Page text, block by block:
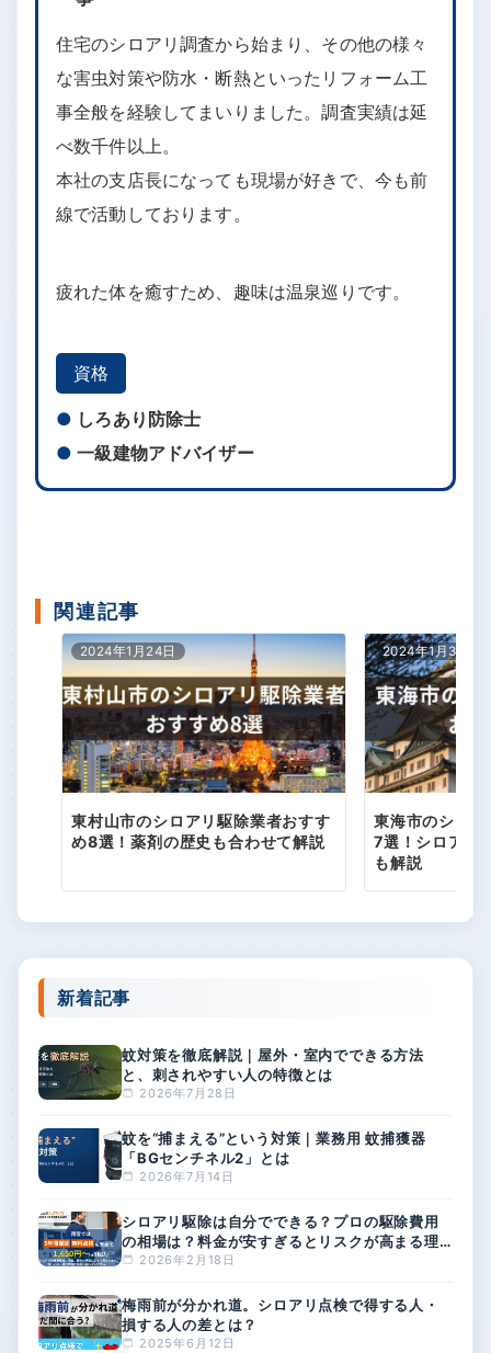
住宅のシロアリ調査から始まり、その他の様々
な害虫対策や防水・断熱といったリフォーム工
事全般を経験してまいりました。調査実績は延
べ数千件以上。
本社の支店長になっても現場が好きで、今も前
線で活動しております。
疲れた体を癒すため、趣味は温泉巡りです。
資格
しろあり防除士
一級建物アドバイザー
関連記事
2024年1月24日
東村山市のシロアリ駆除業者おすす
め8選！薬剤の歴史も合わせて解説
2024年1月31日
東海市のシロ
7選！シロアリ
も解説
新着記事
蚊対策を徹底解説｜屋外・室内でできる方法
と、刺されやすい人の特徴とは
2026年7月28日
蚊を“捕まえる”という対策｜業務用 蚊捕獲器
「BGセンチネル2」とは
2026年7月14日
シロアリ駆除は自分でできる？プロの駆除費用
の相場は？料金が安すぎるとリスクが高まる理
由 2026年2月18日
梅雨前が分かれ道。シロアリ点検で得する人・
損する人の差とは？
2025年6月12日